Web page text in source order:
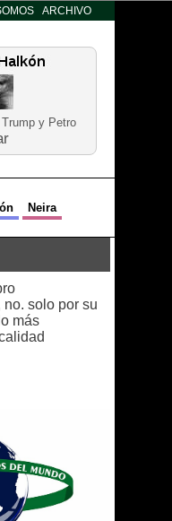
ARCHIVO
y Petro
Neira
solo por su
más